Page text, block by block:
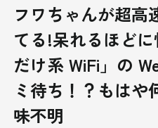
フワちゃんが超高
てる!呆れるほど
だけ系 WiFi」の
ミ待ち！？もはや
味不明